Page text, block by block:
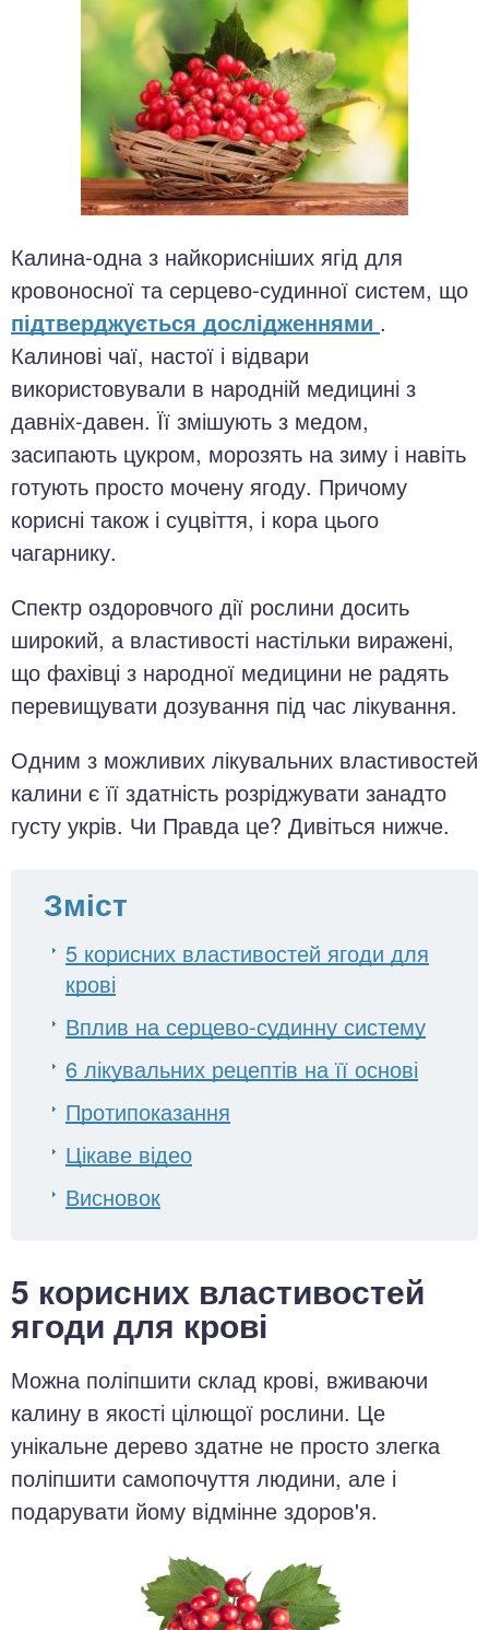
Калина-одна з найкорисніших ягід для
кровоносної та серцево-судинної систем, що
підтверджується дослідженнями .
Калинові чаї, настої і відвари
використовували в народній медицині з
давніх-давен. Її змішують з медом,
засипають цукром, морозять на зиму і навіть
готують просто мочену ягоду. Причому
корисні також і суцвіття, і кора цього
чагарнику.
Спектр оздоровчого дії рослини досить
широкий, а властивості настільки виражені,
що фахівці з народної медицини не радять
перевищувати дозування під час лікування.
Одним з можливих лікувальних властивостей
калини є її здатність розріджувати занадто
густу укрів. Чи Правда це? Дивіться нижче.
Зміст
5 корисних властивостей ягоди для
крові
Вплив на серцево-судинну систему
6 лікувальних рецептів на її основі
Протипоказання
Цікаве відео
Висновок
5 корисних властивостей
ягоди для крові
Можна поліпшити склад крові, вживаючи
калину в якості цілющої рослини. Це
унікальне дерево здатне не просто злегка
поліпшити самопочуття людини, але і
подарувати йому відмінне здоров'я.